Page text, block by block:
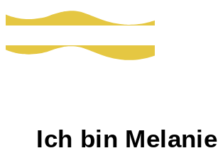
Ich bin Melanie